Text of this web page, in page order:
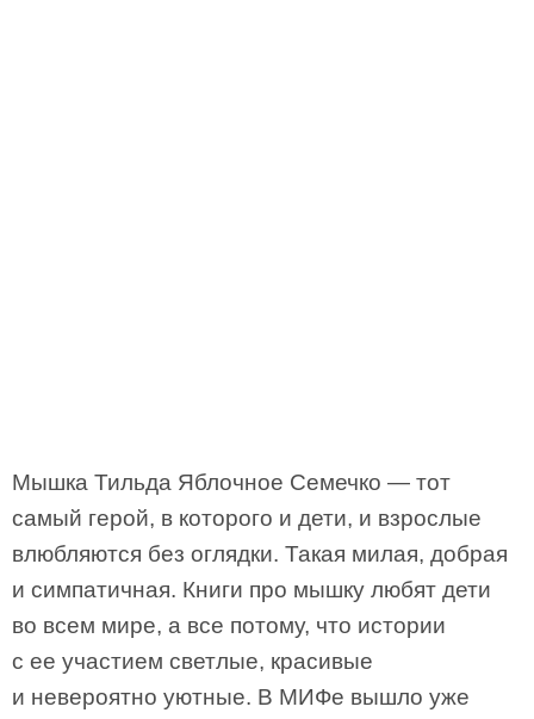
Мышка Тильда Яблочное Семечко — тот
самый герой, в которого и дети, и взрослые
влюбляются без оглядки. Такая милая, добрая
и симпатичная. Книги про мышку любят дети
во всем мире, а все потому, что истории
с ее участием светлые, красивые
и невероятно уютные. В МИФе вышло уже